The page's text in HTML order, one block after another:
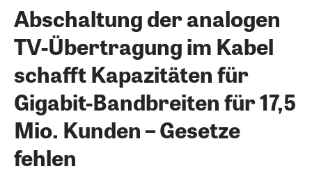
Abschaltung der analogen
TV-Übertragung im Kabel
schafft Kapazitäten für
Gigabit-Bandbreiten für 17,5
Mio. Kunden – Gesetze
fehlen